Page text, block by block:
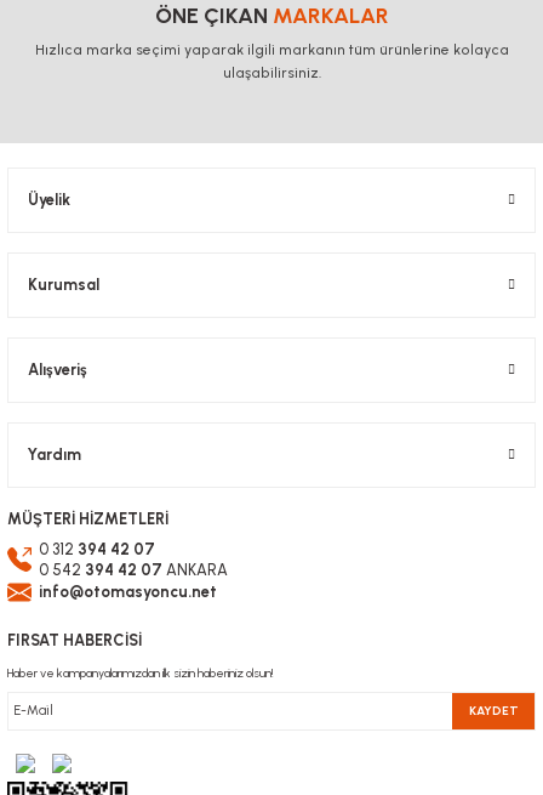
ÖNE ÇIKAN MARKALAR
Hızlıca marka seçimi yaparak ilgili markanın tüm ürünlerine kolayca
ulaşabilirsiniz.
Üyelik
Kurumsal
Alışveriş
Yardım
MÜŞTERİ HİZMETLERİ
0 312 394 42 07
0 542 394 42 07 ANKARA
info@otomasyoncu.net
FIRSAT HABERCİSİ
Haber ve kampanyalarımızdan ilk sizin haberiniz olsun!
KAYDET